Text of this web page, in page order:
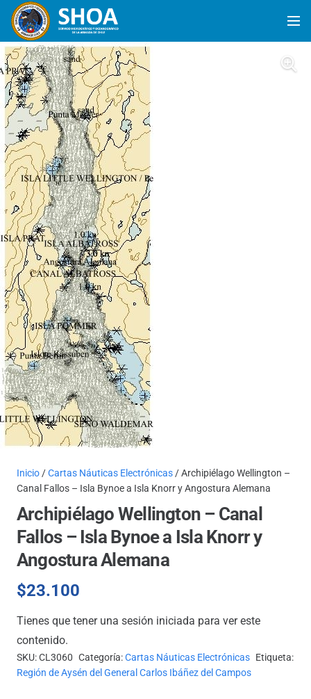
Inicio /Cartas Náuticas Electrónicas / Archipiélago Wellington –
Canal Fallos – Isla Bynoe a Isla Knorr y Angostura Alemana
Archipiélago Wellington – Canal
Fallos – Isla Bynoe a Isla Knorr y
Angostura Alemana
$23.100
Tienes que tener una sesión iniciada para ver este
contenido.
SKU:CL3060 Categoría:Cartas Náuticas Electrónicas Etiqueta:
Región de Aysén del General Carlos Ibáñez del Campos